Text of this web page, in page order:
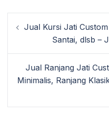
Post
navigation
Jual Kursi Jati
Santai, dlsb –
Jual Ranjang Jati
Minimalis, Ranjang